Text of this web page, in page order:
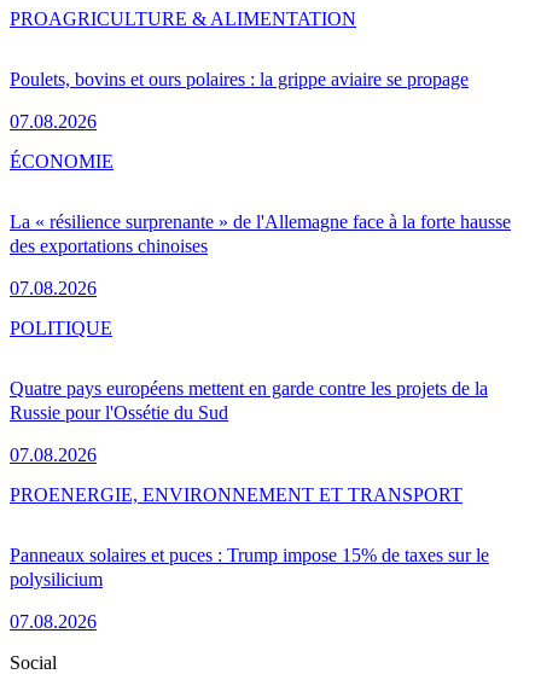
Poulets, bovins et ours polaires : la grippe aviaire se propage
07.08.2026
PROAGRICULTURE & ALIMENTATION
La « résilience surprenante » de l'Allemagne face à la forte hausse
des exportations chinoises
07.08.2026
ÉCONOMIE
Quatre pays européens mettent en garde contre les projets de la
Russie pour l'Ossétie du Sud
07.08.2026
POLITIQUE
Panneaux solaires et puces : Trump impose 15% de taxes sur le
polysilicium
07.08.2026
PROENERGIE, ENVIRONNEMENT ET TRANSPORT
Social